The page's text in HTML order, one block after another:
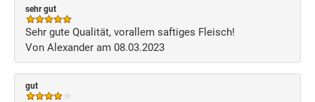
sehr gut
Sehr gute Qualität, vorallem saftiges Fleisch!
Von Alexander am 08.03.2023
gut